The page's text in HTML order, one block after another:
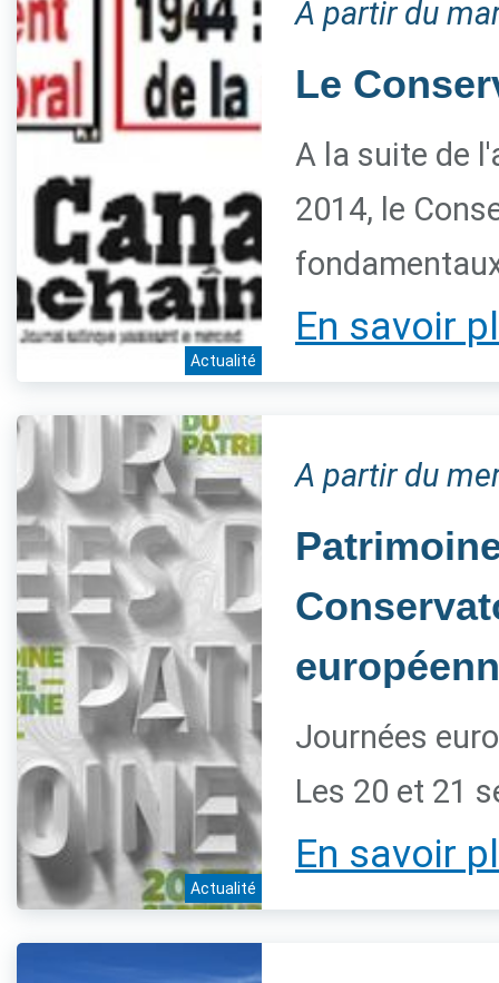
Actualité
A partir du
Le
A la suite de
2014, le
En savoir
Actualité
A partir du
Journées
Les 20 et 21
En savoir